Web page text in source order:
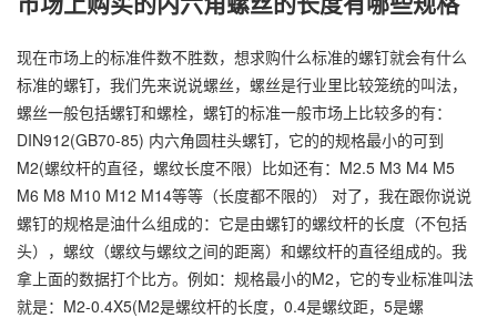
现在市场上的标准件数不胜数，想求购什么标准的螺钉就会有什么
标准的螺钉，我们先来说说螺丝，螺丝是行业里比较笼统的叫法，
螺丝一般包括螺钉和螺栓，螺钉的标准一般市场上比较多的有：
DIN912(GB70-85) 内六角圆柱头螺钉，它的的规格最小的可到
M2(螺纹杆的直径，螺纹长度不限）比如还有：M2.5 M3 M4 M5
M6 M8 M10 M12 M14等等（长度都不限的） 对了，我在跟你说说
螺钉的规格是油什么组成的：它是由螺钉的螺纹杆的长度（不包括
头），螺纹（螺纹与螺纹之间的距离）和螺纹杆的直径组成的。我
拿上面的数据打个比方。例如：规格最小的M2，它的专业标准叫法
就是：M2-0.4X5(M2是螺纹杆的长度，0.4是螺纹距，5是螺
工